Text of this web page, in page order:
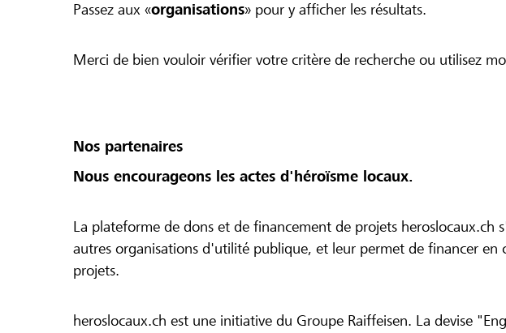
Passez aux «organisations» pour y afficher les résultats.
Merci de bien vouloir vérifier votre critère de recherche ou utilisez
Nos partenaires
Nous encourageons les actes d'héroïsme locaux.
La plateforme de dons et de financement de projets heroslocaux.ch
autres organisations d'utilité publique, et leur permet de financer en
projets.
heroslocaux.ch est une initiative du Groupe Raiffeisen. La devise